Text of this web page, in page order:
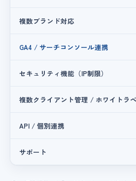
複数ブランド対応
GA4 / サーチコンソール連携
セキュリティ機能（IP制限）
複数クライアント管理 / ホワイトラ
API / 個別連携
サポート